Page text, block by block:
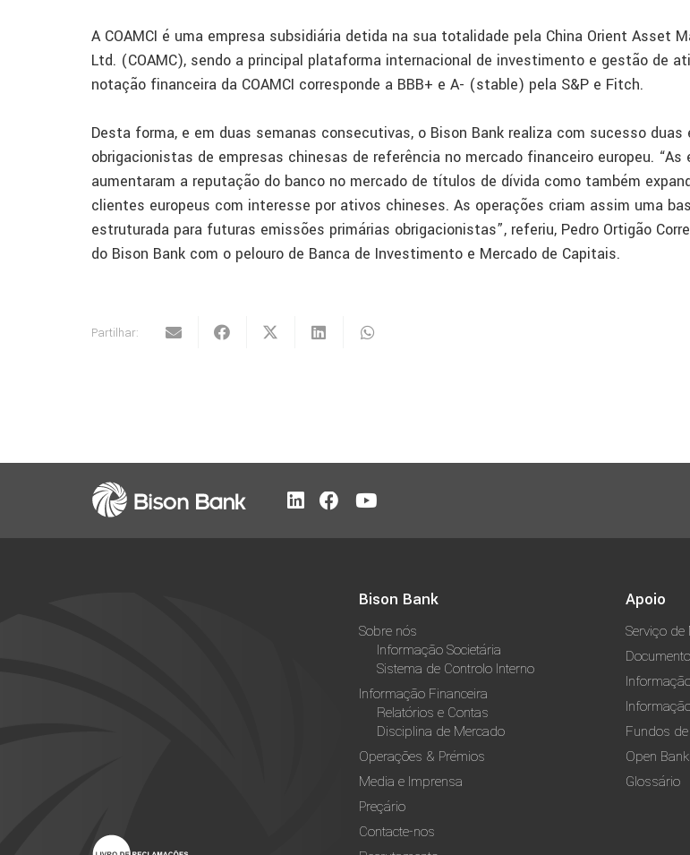
A COAMCI é uma empresa subsidiária detida na sua totalidade pela China Orient Asset
Ltd. (COAMC), sendo a principal plataforma internacional de investimento e gestão de
notação financeira da COAMCI corresponde a BBB+ e A- (stable) pela S&P e Fitch.
Desta forma, e em duas semanas consecutivas, o Bison Bank realiza com sucesso duas
obrigacionistas de empresas chinesas de referência no mercado financeiro europeu. “As
aumentaram a reputação do banco no mercado de títulos de dívida como também
clientes europeus com interesse por ativos chineses. As operações criam assim uma
estruturada para futuras emissões primárias obrigacionistas”, referiu, Pedro Ortigão
do Bison Bank com o pelouro de Banca de Investimento e Mercado de Capitais.
Partilhar:
Bison Bank
Sobre nós
Informação Societária
Sistema de Controlo Interno
Informação Financeira
Relatórios e Contas
Disciplina de Mercado
Operações & Prémios
Media e Imprensa
Preçário
Contacte-nos
Apoio
Serviço
Fundos
Open
Glossário